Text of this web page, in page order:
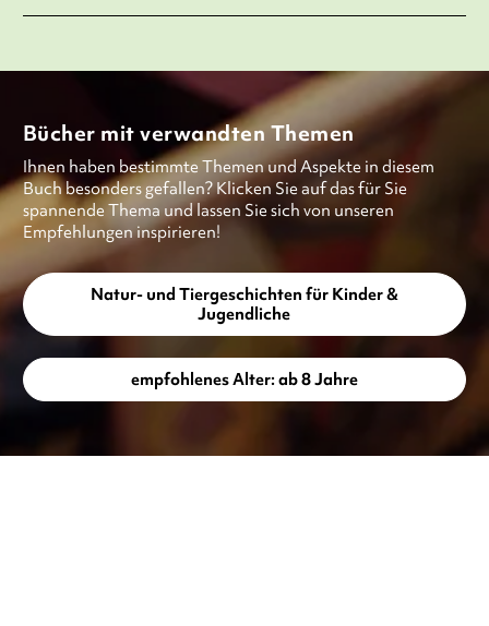
Bücher mit verwandten Themen
Ihnen haben bestimmte Themen und Aspekte in diesem
Buch besonders gefallen? Klicken Sie auf das für Sie
spannende Thema und lassen Sie sich von unseren
Empfehlungen inspirieren!
Natur- und Tiergeschichten für Kinder &
Jugendliche
empfohlenes Alter: ab 8 Jahre